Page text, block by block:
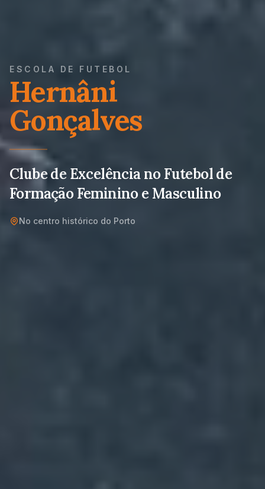
ESCOLA DE FUTEBOL
Hernâni
Gonçalves
Clube de Excelência no Futebol de
Formação Feminino e Masculino
No centro histórico do Porto